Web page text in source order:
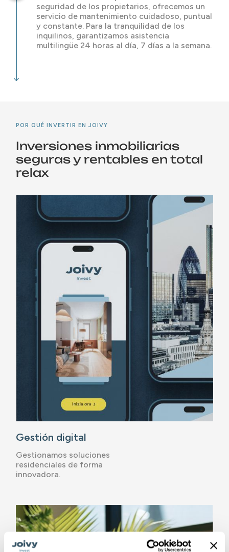
seguridad de los propietarios, ofrecemos un
servicio de mantenimiento cuidadoso, puntual
y constante. Para la tranquilidad de los
inquilinos, garantizamos asistencia
multilingüe 24 horas al día, 7 días a la semana.
POR QUÉ INVERTIR EN JOIVY
Inversiones inmobiliarias
seguras y rentables en total
relax
Gestión digital
Gestionamos soluciones
residenciales de forma
innovadora.